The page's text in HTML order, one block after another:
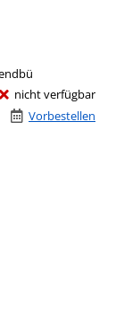
nicht verfügbar
Vorbestellen